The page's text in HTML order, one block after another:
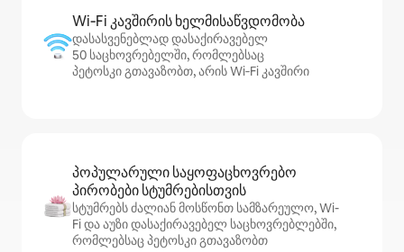
Wi‑Fi კავშირის ხელმისაწვდომობა
დასასვენებლად დასაქირავებელ
50 საცხოვრებელში, რომლებსაც
პეტოსკი გთავაზობთ, არის Wi‑Fi კავშირი
პოპულარული საყოფაცხოვრებო
პირობები სტუმრებისთვის
სტუმრებს ძალიან მოსწონთ სამზარეულო, Wi-
Fi და აუზი დასაქირავებელ საცხოვრებლებში,
რომლებსაც პეტოსკი გთავაზობთ